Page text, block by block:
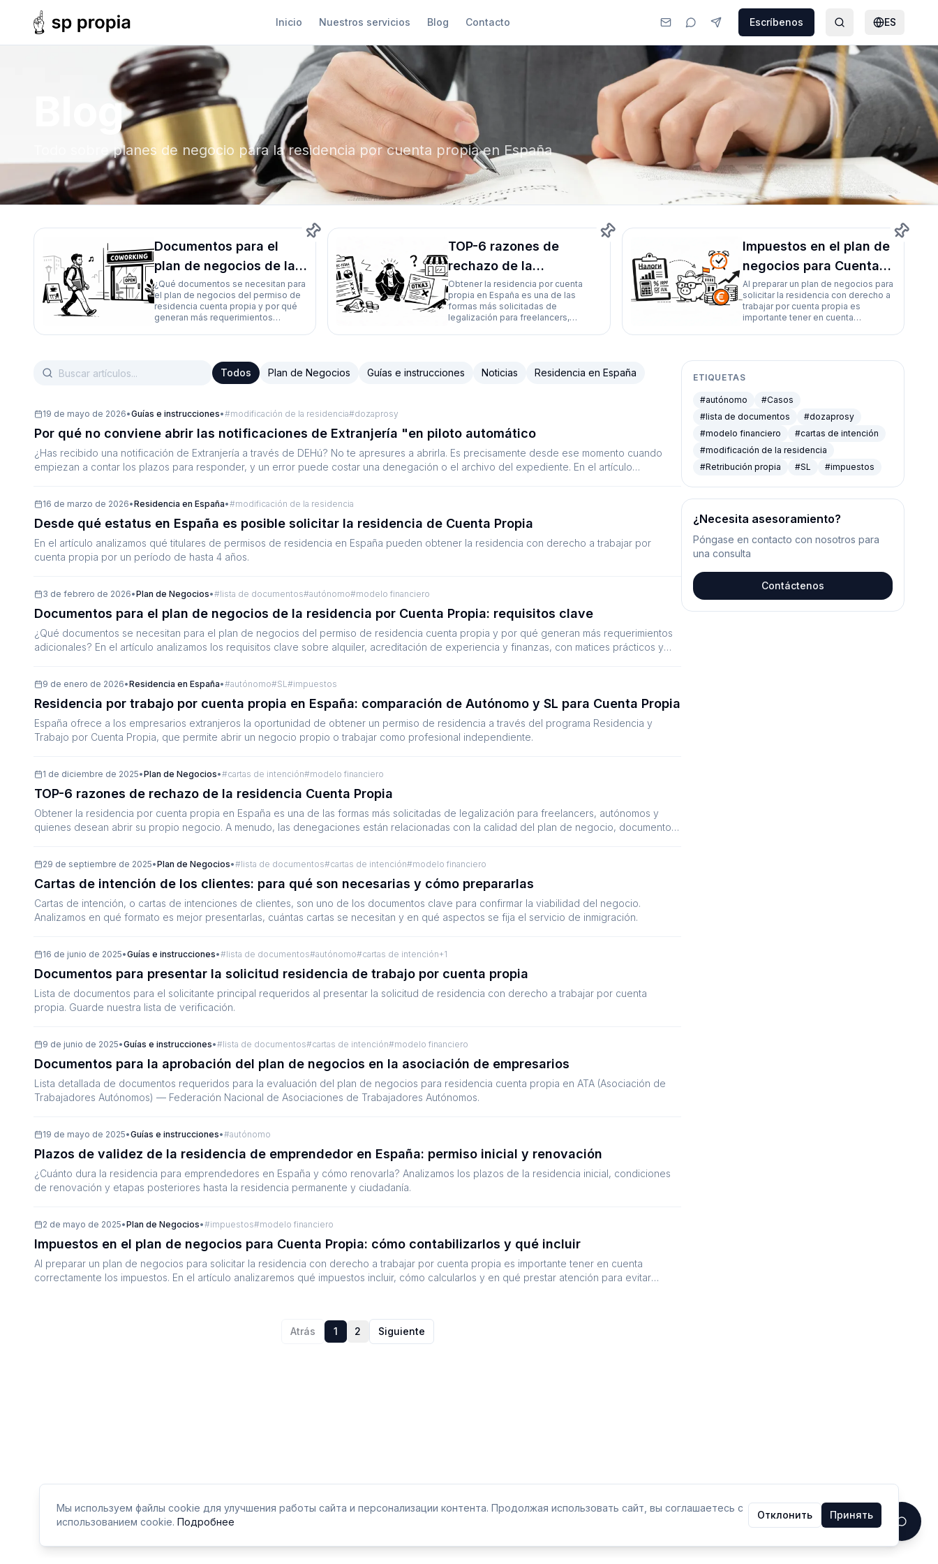
Inicio Nuestros servicios Blog Contacto Escríbenos ES
Blog
Todo sobre planes de negocio para la residencia por cuenta propia en España
Documentos para el
plan de negocios de la
residencia por Cuenta
Propia: requisitos clave
¿Qué documentos se necesitan para
el plan de negocios del permiso de
residencia cuenta propia y por qué
generan más requerimientos
experiencia y finanzas, con matices
prácticos y errores típicos.
TOP-6 razones de
rechazo de la
residencia Cuenta
Propia
Obtener la residencia por cuenta
propia en España es una de las
formas más solicitadas de
legalización para freelancers,
documento clave en su expediente.
Impuestos en el plan de
negocios para Cuenta
Propia: cómo
contabilizarlos y qué
incluir
Al preparar un plan de negocios para
solicitar la residencia con derecho a
trabajar por cuenta propia es
importante tener en cuenta
prestar atención para evitar errores y
sorpresas desagradables en el
Todos Plan de Negocios Guías e instrucciones Noticias Residencia en España
19 de mayo de 2026•Guías e instrucciones•#modificación de la residencia#dozaprosy
Por qué no conviene abrir las notificaciones de Extranjería "en piloto automático
¿Has recibido una notificación de Extranjería a través de DEHú? No te apresures a abrirla. Es precisamente desde ese momento cuando
empiezan a contar los plazos para responder, y un error puede costar una denegación o el archivo del expediente. En el artículo
16 de marzo de 2026•Residencia en España•#modificación de la residencia
Desde qué estatus en España es posible solicitar la residencia de Cuenta Propia
En el artículo analizamos qué titulares de permisos de residencia en España pueden obtener la residencia con derecho a trabajar por
cuenta propia por un período de hasta 4 años.
3 de febrero de 2026•Plan de Negocios•#lista de documentos#autónomo#modelo financiero
Documentos para el plan de negocios de la residencia por Cuenta Propia: requisitos clave
¿Qué documentos se necesitan para el plan de negocios del permiso de residencia cuenta propia y por qué generan más requerimientos
adicionales? En el artículo analizamos los requisitos clave sobre alquiler, acreditación de experiencia y finanzas, con matices prácticos y
9 de enero de 2026•Residencia en España•#autónomo#SL#impuestos
Residencia por trabajo por cuenta propia en España: comparación de Autónomo y SL para Cuenta Propia
España ofrece a los empresarios extranjeros la oportunidad de obtener un permiso de residencia a través del programa Residencia y
Trabajo por Cuenta Propia, que permite abrir un negocio propio o trabajar como profesional independiente.
1 de diciembre de 2025•Plan de Negocios•#cartas de intención#modelo financiero
TOP-6 razones de rechazo de la residencia Cuenta Propia
Obtener la residencia por cuenta propia en España es una de las formas más solicitadas de legalización para freelancers, autónomos y
quienes desean abrir su propio negocio. A menudo, las denegaciones están relacionadas con la calidad del plan de negocio, documento
29 de septiembre de 2025•Plan de Negocios•#lista de documentos#cartas de intención#modelo financiero
Cartas de intención de los clientes: para qué son necesarias y cómo prepararlas
Cartas de intención, o cartas de intenciones de clientes, son uno de los documentos clave para confirmar la viabilidad del negocio.
Analizamos en qué formato es mejor presentarlas, cuántas cartas se necesitan y en qué aspectos se fija el servicio de inmigración.
16 de junio de 2025•Guías e instrucciones•#lista de documentos#autónomo#cartas de intención+1
Documentos para presentar la solicitud residencia de trabajo por cuenta propia
Lista de documentos para el solicitante principal requeridos al presentar la solicitud de residencia con derecho a trabajar por cuenta
propia. Guarde nuestra lista de verificación.
9 de junio de 2025•Guías e instrucciones•#lista de documentos#cartas de intención#modelo financiero
Documentos para la aprobación del plan de negocios en la asociación de empresarios
Lista detallada de documentos requeridos para la evaluación del plan de negocios para residencia cuenta propia en ATA (Asociación de
Trabajadores Autónomos) — Federación Nacional de Asociaciones de Trabajadores Autónomos.
19 de mayo de 2025•Guías e instrucciones•#autónomo
Plazos de validez de la residencia de emprendedor en España: permiso inicial y renovación
¿Cuánto dura la residencia para emprendedores en España y cómo renovarla? Analizamos los plazos de la residencia inicial, condiciones
de renovación y etapas posteriores hasta la residencia permanente y ciudadanía.
2 de mayo de 2025•Plan de Negocios•#impuestos#modelo financiero
Impuestos en el plan de negocios para Cuenta Propia: cómo contabilizarlos y qué incluir
Al preparar un plan de negocios para solicitar la residencia con derecho a trabajar por cuenta propia es importante tener en cuenta
correctamente los impuestos. En el artículo analizaremos qué impuestos incluir, cómo calcularlos y en qué prestar atención para evitar
Atrás 1 2 Siguiente
ETIQUETAS
#autónomo #Casos
#lista de documentos #dozaprosy
#modelo financiero #cartas de intención
#modificación de la residencia
#Retribución propia #SL #impuestos
¿Necesita asesoramiento?
Póngase en contacto con nosotros para
una consulta
Contáctenos
Мы используем файлы cookie для улучшения работы сайта и персонализации контента. Продолжая использовать сайт, вы соглашаетесь с
использованием cookie. Подробнее
Отклонить Принять